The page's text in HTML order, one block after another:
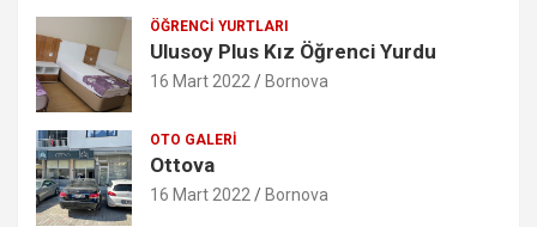
ÖĞRENCI YURTLARI
Ulusoy Plus Kız Öğrenci Yurdu
16 Mart 2022 Bornova
OTO GALERI
Ottova
16 Mart 2022 Bornova